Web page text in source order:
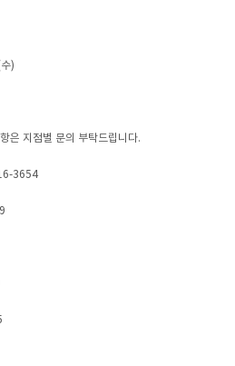
)
은 지점별 문의 부탁드립니다.
3654